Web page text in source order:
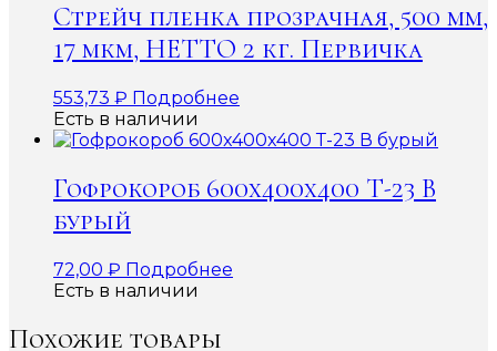
Стрейч пленка прозрачная, 500 мм,
17 мкм, НЕТТО 2 кг. Первичка
553,73 ₽ Подробнее
Есть в наличии
Гофрокороб 600x400x400 Т-23 В
бурый
72,00 ₽ Подробнее
Есть в наличии
Похожие товары